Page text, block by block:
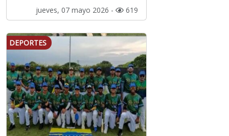
jueves, 07 mayo 2026 - 619
DEPORTES